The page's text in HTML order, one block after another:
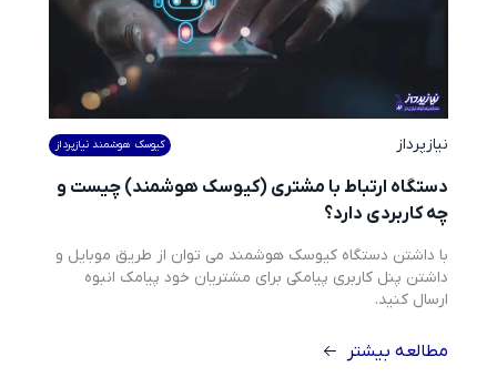
نیازپرداز کیوسک هوشمند نیازپرداز
دستگاه ارتباط با مشتری (کیوسک هوشمند) چیست و
چه کاربردی دارد؟
ارسال کنید.
مطالعه بیشتر